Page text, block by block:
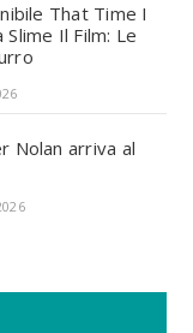
That Time I
Il Film: Le
Nolan arriva al